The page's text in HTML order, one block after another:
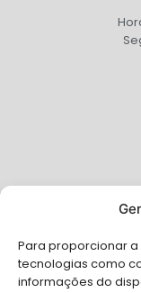
Para proporcionar
tecnologias como
informações do